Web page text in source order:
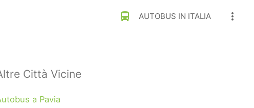
directions_bus AUTOBUS IN ITALIA more_vert
Città Vicine
a Pavia